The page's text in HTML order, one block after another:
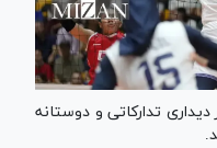
دیداری تدارکاتی و دوستانه